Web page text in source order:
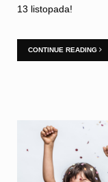
13 listopada!
CONTINUE READING